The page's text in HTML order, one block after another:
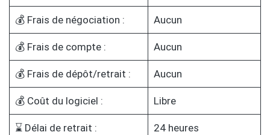
💰 Frais de négociation : Aucun
💰 Frais de compte : Aucun
💰 Frais de dépôt/retrait : Aucun
💰 Coût du logiciel : Libre
⌛ Délai de retrait : 24 heures